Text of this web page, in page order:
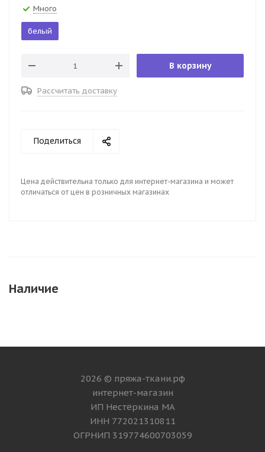
Много
белый
В корзину
Рассчитать доставку
Поделиться
Цена действительна только для интернет-магазина и может
отличаться от цен в розничных магазинах
Наличие
2026 © пряжа-ткани.рф
интернет-магазин
ИП Нестёркина МА
ИНН 772021310811
ОГРНИП 319774600703059